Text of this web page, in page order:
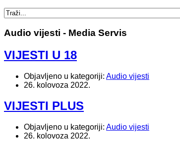
Audio vijesti - Media Servis
VIJESTI U 18
Objavljeno u kategoriji: Audio vijesti
26. kolovoza 2022.
VIJESTI PLUS
Objavljeno u kategoriji: Audio vijesti
26. kolovoza 2022.